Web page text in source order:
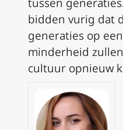
bidden vurig dat
generaties op
minderheid
cultuur opnieuw